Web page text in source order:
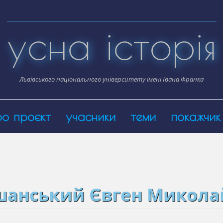
усна історія
Львівського національного університету імені Івана Франка
проєкт учасники теми покажчик
Євген